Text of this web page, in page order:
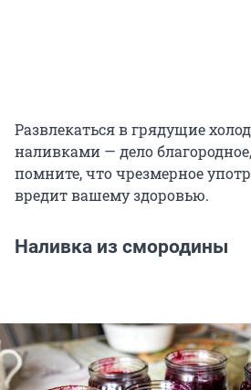
Развлекаться в грядущие
наливками — дело
помните, что чрезмерное
вредит вашему здоровью.
Наливка из смородины